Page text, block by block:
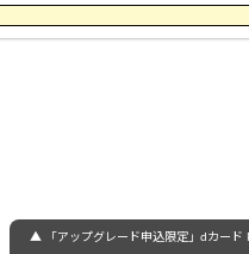
▲ 「アップグレード申込限定」dカード